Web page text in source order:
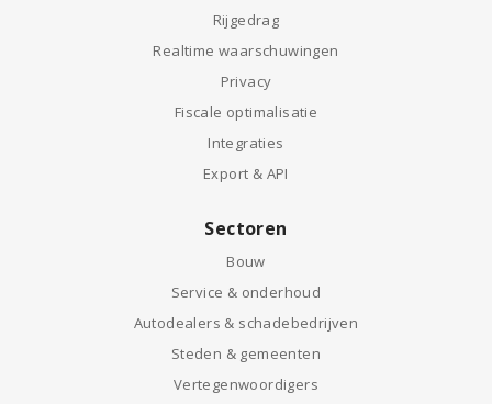
Rijgedrag
Realtime waarschuwingen
Privacy
Fiscale optimalisatie
Integraties
Export & API
Sectoren
Bouw
Service & onderhoud
Autodealers & schadebedrijven
Steden & gemeenten
Vertegenwoordigers